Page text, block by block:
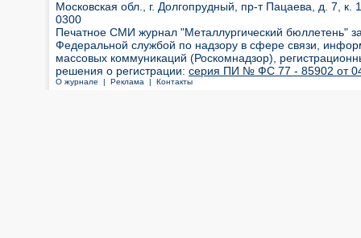
Московская обл., г. Долгопрудный, пр-т Пацаева, д. 7,
0300
Печатное СМИ журнал "Металлургический бюллетень"
Федеральной службой по надзору в сфере связи,
массовых коммуникаций (Роскомнадзор),
решения о регистрации: серия ПИ № ФС 77 - 85902 от 04
О журнале | Реклама | Контакты